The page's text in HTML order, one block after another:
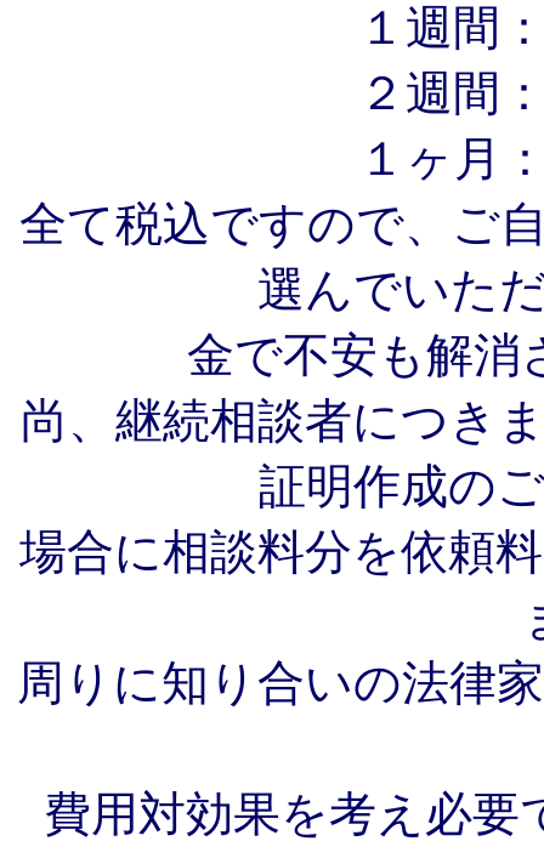
１週間
２週間
１ヶ月
全て税込ですので、ご
選んでいた
金で不安も解消
尚、継続相談者につき
証明作成の
場合に相談料分を依頼
周りに知り合いの法律
費用対効果を考え必